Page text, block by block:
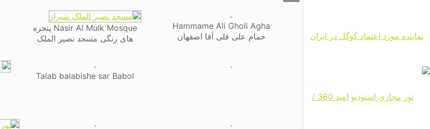
Hammame Ali Gholi Agha
حمام علی قلی آقا اصفهان
Nasir Al Mulk Mosque پنجره
های رنگی مسجد نصیر الملک
Talab balabishe sar Babol